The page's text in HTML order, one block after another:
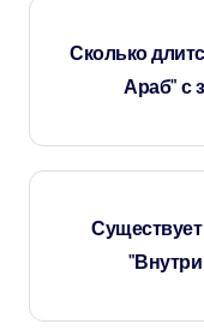
Сколько
Араб" с
Экскурсия с